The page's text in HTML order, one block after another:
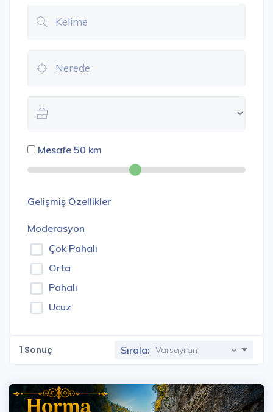
Mesafe 50 km
Gelişmiş Özellikler
Moderasyon
Çok Pahalı
Orta
Pahalı
Ucuz
1 Sonuç Sırala: